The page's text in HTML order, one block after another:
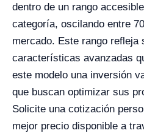
dentro de un rango
categoría, oscilando entre
mercado. Este rango refleja
características avanzadas
este modelo una inversión
que buscan optimizar sus
Solicite una cotización
mejor precio disponible a